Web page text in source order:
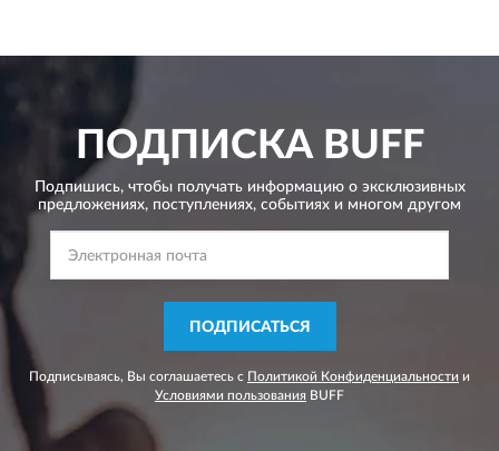
ПОДПИСКАBUFF
Подпишись, чтобы получать информацию о эксклюзивных
предложениях, поступлениях, событиях и многом другом
ПОДПИСАТЬСЯ
Подписываясь, Вы соглашаетесь с Политикой Конфиденциальности и
Условиями пользования BUFF